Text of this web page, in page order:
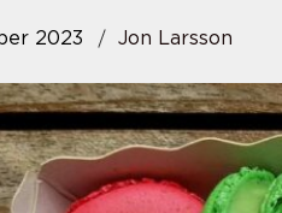
2023 Jon Larsson